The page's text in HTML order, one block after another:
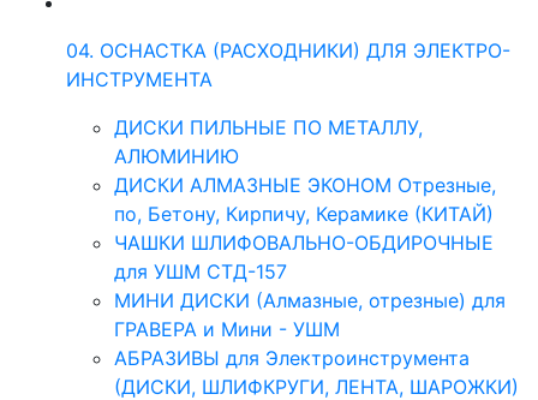
04. ОСНАСТКА (РАСХОДНИКИ) ДЛЯ ЭЛЕКТРО-
ИНСТРУМЕНТА
ДИСКИ ПИЛЬНЫЕ ПО МЕТАЛЛУ,
АЛЮМИНИЮ
ДИСКИ АЛМАЗНЫЕ ЭКОНОМ Отрезные,
по, Бетону, Кирпичу, Керамике (КИТАЙ)
ЧАШКИ ШЛИФОВАЛЬНО-ОБДИРОЧНЫЕ
для УШМ СТД-157
МИНИ ДИСКИ (Алмазные, отрезные) для
ГРАВЕРА и Мини - УШМ
АБРАЗИВЫ для Электроинструмента
(ДИСКИ, ШЛИФКРУГИ, ЛЕНТА, ШАРОЖКИ)